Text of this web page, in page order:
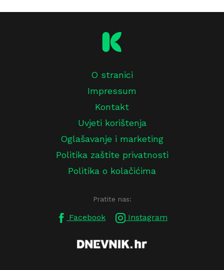
O stranici
Impressum
Kontakt
Uvjeti korištenja
Oglašavanje i marketing
Politika zaštite privatnosti
Politika o kolačićima
Pratite nas:
Facebook Instagram